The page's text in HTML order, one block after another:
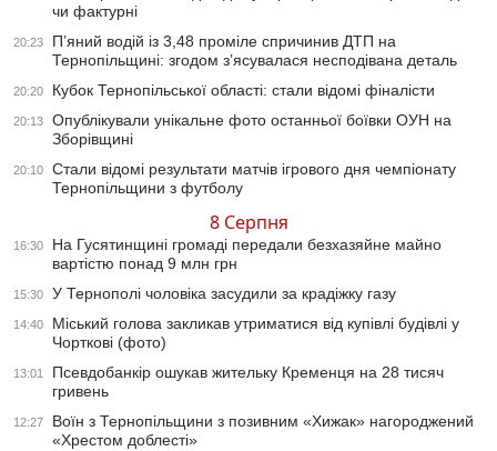
чи фактурні
20:23
П’яний водій із 3,48 проміле спричинив ДТП на
Тернопільщині: згодом з’ясувалася несподівана деталь
20:20 Кубок Тернопільської області: стали відомі фіналісти
20:13
Опублікували унікальне фото останньої боївки ОУН на
Зборівщині
20:10
Стали відомі результати матчів ігрового дня чемпіонату
Тернопільщини з футболу
8 Серпня
16:30
На Гусятинщині громаді передали безхазяйне майно
вартістю понад 9 млн грн
15:30 У Тернополі чоловіка засудили за крадіжку газу
14:40
Міський голова закликав утриматися від купівлі будівлі у
Чорткові (фото)
13:01
Псевдобанкір ошукав жительку Кременця на 28 тисяч
гривень
12:27
Воїн з Тернопільщини з позивним «Хижак» нагороджений
«Хрестом доблесті»